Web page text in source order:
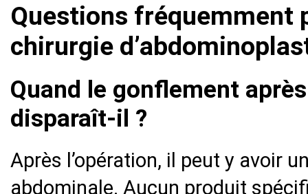
Questions fréquemment
chirurgie
Quand le gonflement
disparaît-il ?
Après l’opération, il peut y avoir
abdominale. Aucun produit